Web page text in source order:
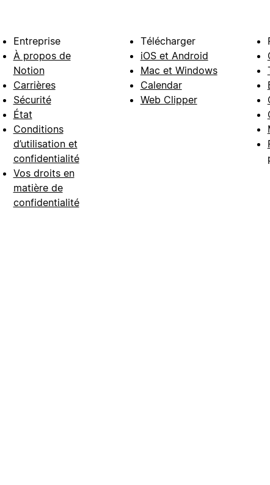
Entreprise
À propos de
Notion
Carrières
Sécurité
État
Conditions
d’utilisation et
confidentialité
Vos droits en
matière de
confidentialité
Télécharger
iOS et Android
Mac et Windows
Calendar
Web Clipper